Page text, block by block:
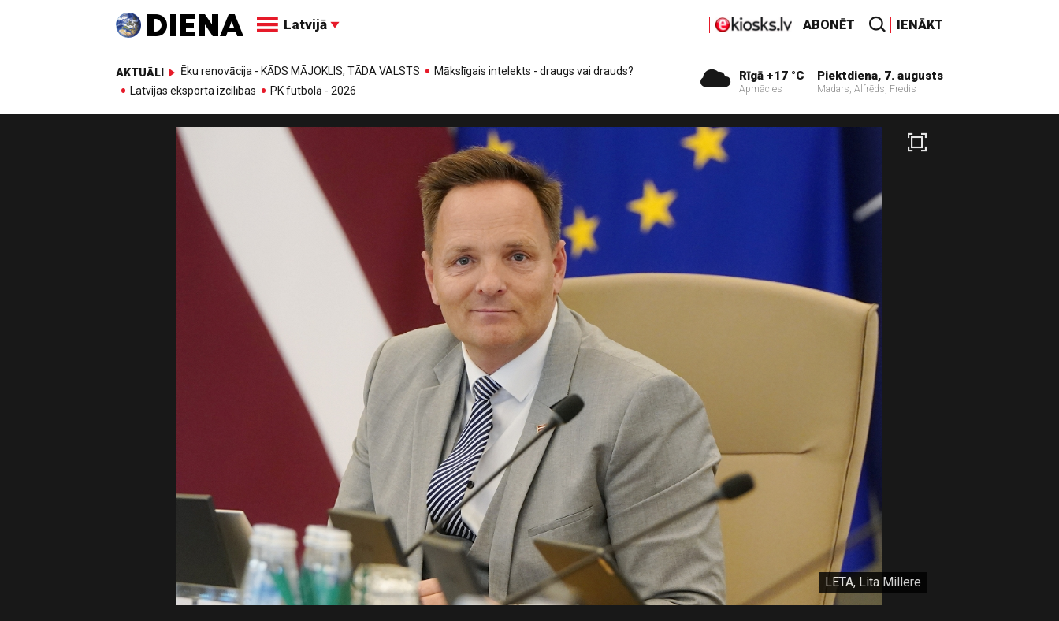
Latvijā ABONĒT IENĀKT
AKTUĀLI Ēku renovācija - KĀDS MĀJOKLIS, TĀDA VALSTS
Mākslīgais intelekts - draugs vai drauds?
Latvijas eksporta izcilības
PK futbolā - 2026
Rīgā +17 °C
Apmācies
Piektdiena, 7. augusts
Madars, Alfrēds, Fredis
LETA, Lita Millere